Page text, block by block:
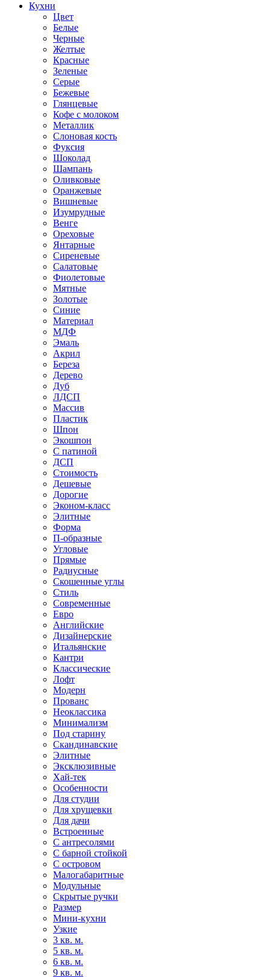
Кухни
Цвет
Белые
Черные
Желтые
Красные
Зеленые
Серые
Бежевые
Глянцевые
Кофе с молоком
Металлик
Слоновая кость
Фуксия
Шоколад
Шампань
Оливковые
Оранжевые
Вишневые
Изумрудные
Венге
Ореховые
Янтарные
Сиреневые
Салатовые
Фиолетовые
Мятные
Золотые
Синие
Материал
МДФ
Эмаль
Акрил
Береза
Дерево
Дуб
ЛДСП
Массив
Пластик
Шпон
Экошпон
С патиной
ДСП
Стоимость
Дешевые
Дорогие
Эконом-класс
Элитные
Форма
П-образные
Угловые
Прямые
Радиусные
Скошенные углы
Стиль
Современные
Евро
Английские
Дизайнерские
Итальянские
Кантри
Классические
Лофт
Модерн
Прованс
Неоклассика
Минимализм
Под старину
Скандинавские
Элитные
Эксклюзивные
Хай-тек
Особенности
Для студии
Для хрущевки
Для дачи
Встроенные
С антресолями
С барной стойкой
С островом
Малогабаритные
Модульные
Скрытые ручки
Размер
Мини-кухни
Узкие
3 кв. м.
5 кв. м.
6 кв. м.
9 кв. м.